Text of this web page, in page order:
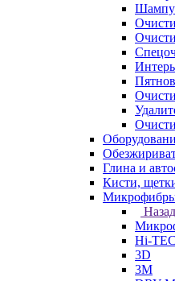
Глина и
Кисти,
Назад
Hi-
3D
3М